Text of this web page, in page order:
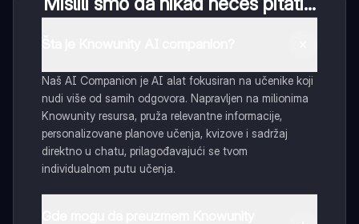
Naš AI Companion je AI alat fokusiran na učenike koji
nudi više od samih odgovora. Napravljen na milionima
Knowunity resursa, pruža relevantne informacije,
personalizovane planove učenja, kvizove i sadržaj
direktno u chatu, prilagođavajući se tvom
individualnom putu učenja.